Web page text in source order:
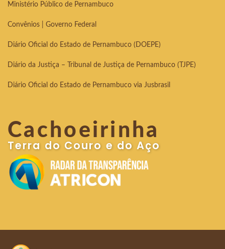
Ministério Público de Pernambuco
Convênios | Governo Federal
Diário Oficial do Estado de Pernambuco (DOEPE)
Diário da Justiça – Tribunal de Justiça de Pernambuco (TJPE)
Diário Oficial do Estado de Pernambuco via Jusbrasil
Cachoeirinha
Terra do Couro e do Aço